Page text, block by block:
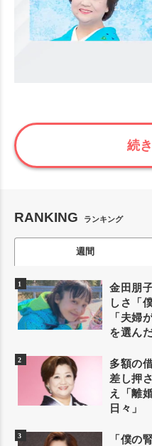
続
RANKING ランキング
週間
金田朋
しさ「
「夫婦
を選んだ
多額の
差し押
え「離
日々」
「僕の